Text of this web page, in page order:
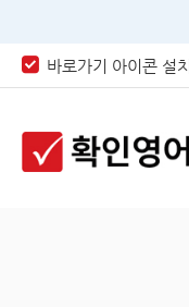
바로가기 아이콘 설치